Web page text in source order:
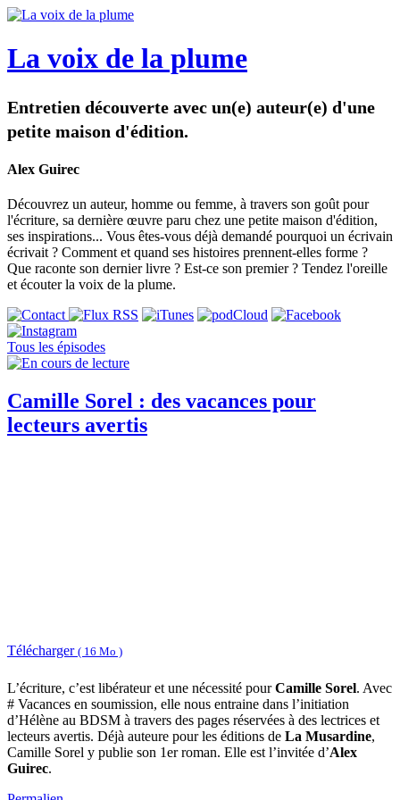
La voix de la plume
Entretien découverte avec un(e) auteur(e) d'une
petite maison d'édition.
Alex Guirec
Découvrez un auteur, homme ou femme, à travers son goût pour
l'écriture, sa dernière œuvre paru chez une petite maison d'édition,
ses inspirations... Vous êtes-vous déjà demandé pourquoi un écrivain
écrivait ? Comment et quand ses histoires prennent-elles forme ?
Que raconte son dernier livre ? Est-ce son premier ? Tendez l'oreille
et écouter la voix de la plume.
Tous les épisodes
Camille Sorel : des vacances pour
lecteurs avertis
Télécharger ( 16 Mo )
L’écriture, c’est libérateur et une nécessité pourCamille Sorel. Avec
# Vacances en soumission, elle nous entraine dans l’initiation
d’Hélène au BDSM à travers des pages réservées à des lectrices et
lecteurs avertis. Déjà auteure pour les éditions de La Musardine,
Camille Sorel y publie son 1er roman. Elle est l’invitée d’Alex
Guirec.